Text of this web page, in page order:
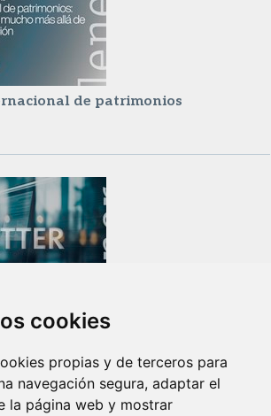
cookies
propias y de terceros para
navegación segura, adaptar el
la página web y mostrar
de patrimonios
y Situaciones Especiales